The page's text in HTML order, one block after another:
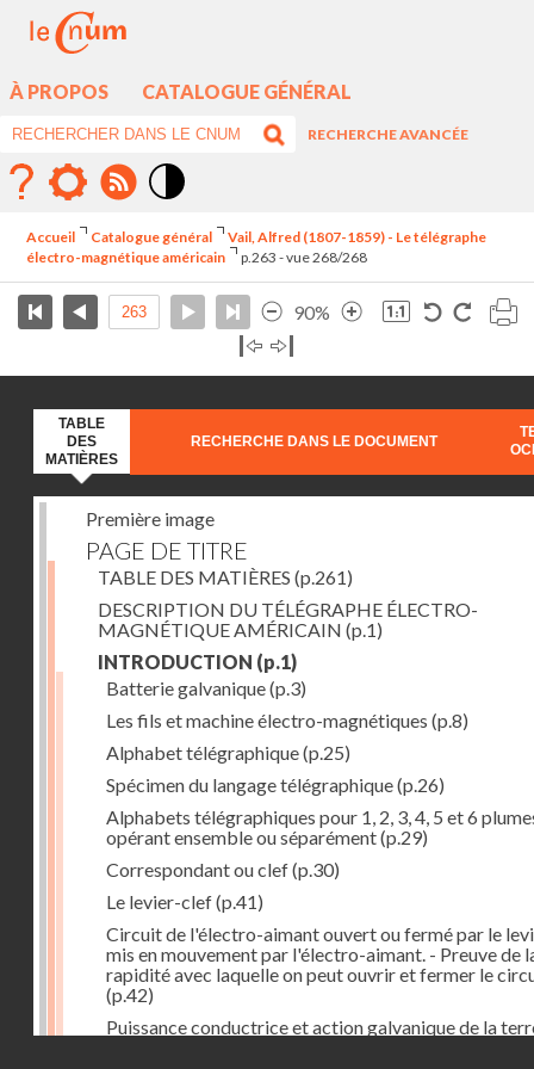
À PROPOS CATALOGUE GÉNÉRAL
RECHERCHE AVANCÉE
élévé
Accueil Catalogue général
Vail, Alfred (1807-1859) - Le télégraphe
électro-magnétique américain
p.263 - vue 268/268
90%
TABLE
DES
MATIÈRES
RECHERCHE DANS LE DOCUMENT
Première image
PAGE DE TITRE
TABLE DES MATIÈRES (p.261)
DESCRIPTION DU TÉLÉGRAPHE ÉLECTRO-
MAGNÉTIQUE AMÉRICAIN (p.1)
INTRODUCTION (p.1)
Batterie galvanique(p.3)
Les fils et machine électro-magnétiques (p.8)
Alphabet télégraphique(p.25)
Spécimen du langage télégraphique(p.26)
Alphabets télégraphiques pour 1, 2, 3, 4, 5 et 6
opérant ensemble ou séparément(p.29)
Correspondant ou clef(p.30)
Le levier-clef(p.41)
Circuit de l'électro-aimant ouvert ou fermé par le
mis en mouvement par l'électro-aimant. - Preuve de
rapidité avec laquelle on peut ouvrir et fermer le
(p.42)
Puissance conductrice et action galvanique de la